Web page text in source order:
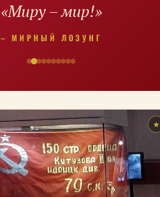
«Миру – мир!»
– МИРНЫЙ ЛОЗУНГ
★